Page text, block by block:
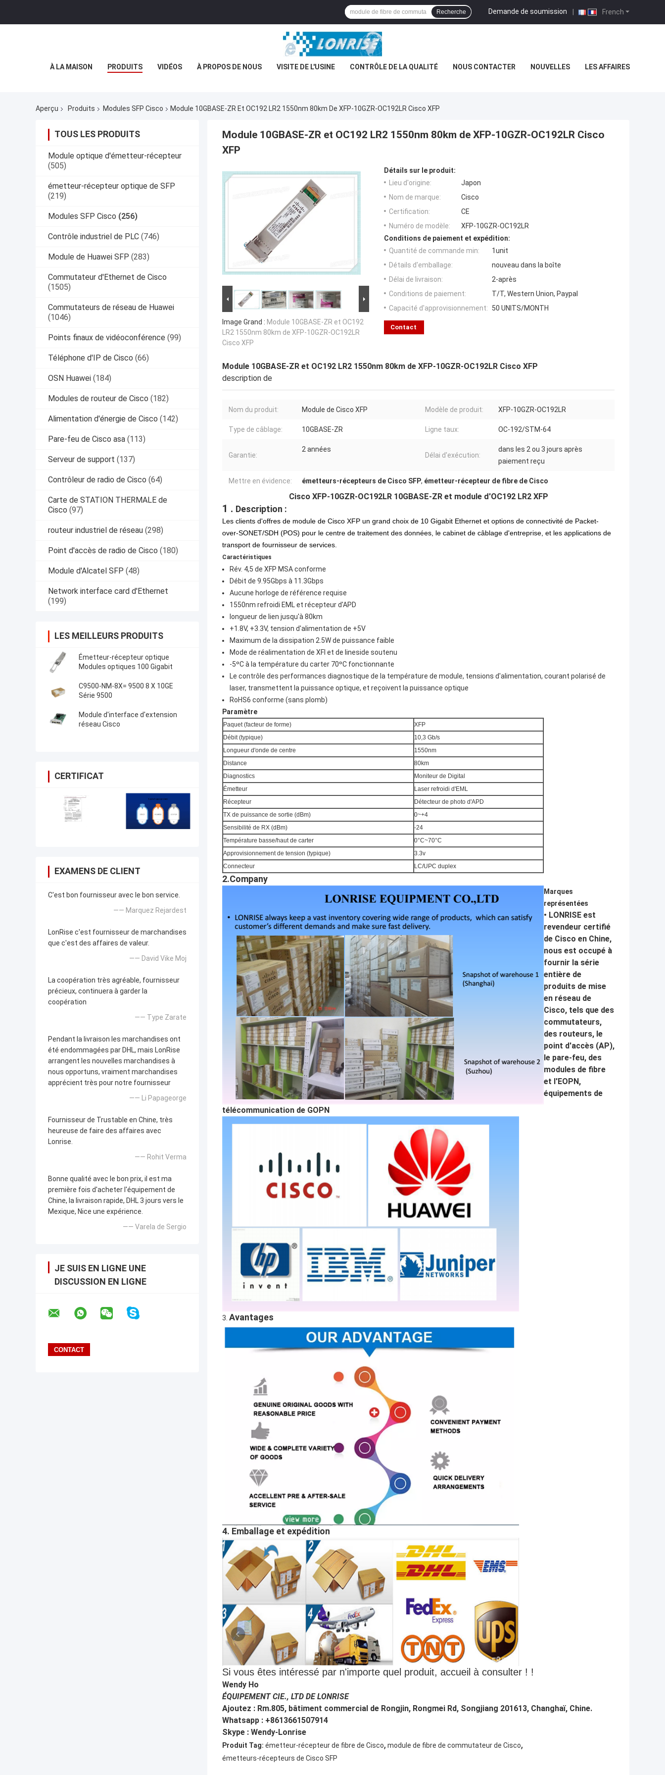
French
Demande de soumission |
Recherche
À LA MAISON PRODUITS VIDÉOS À PROPOS DE NOUS VISITE DE L'USINE CONTRÔLE DE LA QUALITÉ NOUS CONTACTER NOUVELLES LES AFFAIRES
Aperçu Produits Modules SFP Cisco Module 10GBASE-ZR Et OC192 LR2 1550nm 80km De XFP-10GZR-OC192LR Cisco XFP
TOUS LES PRODUITS
Module optique d'émetteur-récepteur
(505)
émetteur-récepteur optique de SFP
(219)
Modules SFP Cisco (256)
Contrôle industriel de PLC (746)
Module de Huawei SFP (283)
Commutateur d'Ethernet de Cisco
(1505)
Commutateurs de réseau de Huawei
(1046)
Points finaux de vidéoconférence (99)
Téléphone d'IP de Cisco (66)
OSN Huawei (184)
Modules de routeur de Cisco (182)
Alimentation d'énergie de Cisco (142)
Pare-feu de Cisco asa (113)
Serveur de support (137)
Contrôleur de radio de Cisco (64)
Carte de STATION THERMALE de
Cisco (97)
routeur industriel de réseau (298)
Point d'accès de radio de Cisco (180)
Module d'Alcatel SFP (48)
Network interface card d'Ethernet
(199)
LES MEILLEURS PRODUITS
Émetteur-récepteur optique
Modules optiques 100 Gigabit
C9500-NM-8X= 9500 8 X 10GE
Série 9500
Module d'interface d'extension
réseau Cisco
CERTIFICAT
EXAMENS DE CLIENT
C'est bon fournisseur avec le bon service.
—— Marquez Rejardest
LonRise c'est fournisseur de marchandises
que c'est des affaires de valeur.
—— David Vike Moj
La coopération très agréable, fournisseur
précieux, continuera à garder la
coopération
—— Type Zarate
Pendant la livraison les marchandises ont
été endommagées par DHL, mais LonRise
arrangent les nouvelles marchandises à
nous opportuns, vraiment marchandises
apprécient très pour notre fournisseur
—— Li Papageorge
Fournisseur de Trustable en Chine, très
heureuse de faire des affaires avec
Lonrise.
—— Rohit Verma
Bonne qualité avec le bon prix, il est ma
première fois d'acheter l'équipement de
Chine, la livraison rapide, DHL 3 jours vers le
Mexique, Nice une expérience.
—— Varela de Sergio
JE SUIS EN LIGNE UNE
DISCUSSION EN LIGNE
Module 10GBASE-ZR et OC192 LR2 1550nm 80km de XFP-10GZR-OC192LR Cisco
XFP
Image Grand : Module 10GBASE-ZR et OC192
LR2 1550nm 80km de XFP-10GZR-OC192LR
Cisco XFP
Détails sur le produit:
Lieu d'origine:
Japon
Nom de marque:
Cisco
Certification:
CE
Numéro de modèle:
XFP-10GZR-OC192LR
Conditions de paiement et expédition:
Quantité de commande min:
1unit
Détails d'emballage:
nouveau dans la boîte
Délai de livraison:
2-après
Conditions de paiement:
T/T, Western Union, Paypal
Capacité d'approvisionnement:
50 UNITS/MONTH
Contact
Module 10GBASE-ZR et OC192 LR2 1550nm 80km de XFP-10GZR-OC192LR Cisco XFP
description de
Nom du produit: Module de Cisco XFP Modèle de produit: XFP-10GZR-OC192LR
Type de câblage: 10GBASE-ZR Ligne taux: OC-192/STM-64
Garantie:
2 années
Délai d'exécution:
dans les 2 ou 3 jours après
paiement reçu
Mettre en évidence: émetteurs-récepteurs de Cisco SFP, émetteur-récepteur de fibre de Cisco
Cisco XFP-10GZR-OC192LR 10GBASE-ZR et module d'OC192 LR2 XFP
1 . Description :
Les clients d'offres de module de Cisco XFP un grand choix de 10 Gigabit Ethernet et options de connectivité de Packet-
over-SONET/SDH (POS) pour le centre de traitement des données, le cabinet de câblage d'entreprise, et les applications de
transport de fournisseur de services.
Caractéristiques
Rév. 4,5 de XFP MSA conforme
Débit de 9.95Gbps à 11.3Gbps
Aucune horloge de référence requise
1550nm refroidi EML et récepteur d'APD
longueur de lien jusqu'à 80km
+1.8V, +3.3V, tension d'alimentation de +5V
Maximum de la dissipation 2.5W de puissance faible
Mode de réalimentation de XFI et de lineside soutenu
-5ºC à la température du carter 70ºC fonctionnante
Le contrôle des performances diagnostique de la température de module, tensions d'alimentation, courant polarisé de
laser, transmettent la puissance optique, et reçoivent la puissance optique
RoHS6 conforme (sans plomb)
Paramètre
Paquet (facteur de forme)
XFP
Débit (typique)
10,3 Gb/s
Longueur d'onde de centre
1550nm
Distance
80km
Diagnostics
Moniteur de Digital
Émetteur
Laser refroidi d'EML
Récepteur
Détecteur de photo d'APD
TX de puissance de sortie (dBm)
0~+4
Sensibilité de RX (dBm)
-24
Température basse/haut de carter
0°C~70°C
Approvisionnement de tension (typique)
3.3v
Connecteur
LC/UPC duplex
2.Company
Marques
représentées
• LONRISE est
revendeur certifié
de Cisco en Chine,
nous est occupé à
fournir la série
entière de
produits de mise
en réseau de
Cisco, tels que des
commutateurs,
des routeurs, le
point d'accès (AP),
le pare-feu, des
modules de fibre
et l'EOPN,
équipements de
télécommunication de GOPN
3. Avantages
4. Emballage et expédition
Si vous êtes intéressé par n'importe quel produit, accueil à consulter ! !
Wendy Ho
ÉQUIPEMENT CIE., LTD DE LONRISE
Ajoutez : Rm.805, bâtiment commercial de Rongjin, Rongmei Rd, Songjiang 201613, Changhaï, Chine.
Whatsapp : +8613661507914
Skype : Wendy-Lonrise
Produit Tag: émetteur-récepteur de fibre de Cisco, module de fibre de commutateur de Cisco,
émetteurs-récepteurs de Cisco SFP